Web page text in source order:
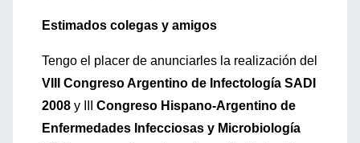
Estimados colegas y amigos
Tengo el placer de anunciarles la realización del
VIII Congreso Argentino de Infectología SADI
2008 y III Congreso Hispano-Argentino de
Enfermedades Infecciosas y Microbiología